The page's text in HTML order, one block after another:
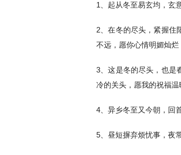
1、起从冬至易玄均，
2、在冬的尽头，紧握住
不远，愿你心情明媚灿
3、这是冬的尽头，也是
冷的关头，愿我的祝福
4、异乡冬至又今朝，回
5、昼短摒弃烦忧事，夜